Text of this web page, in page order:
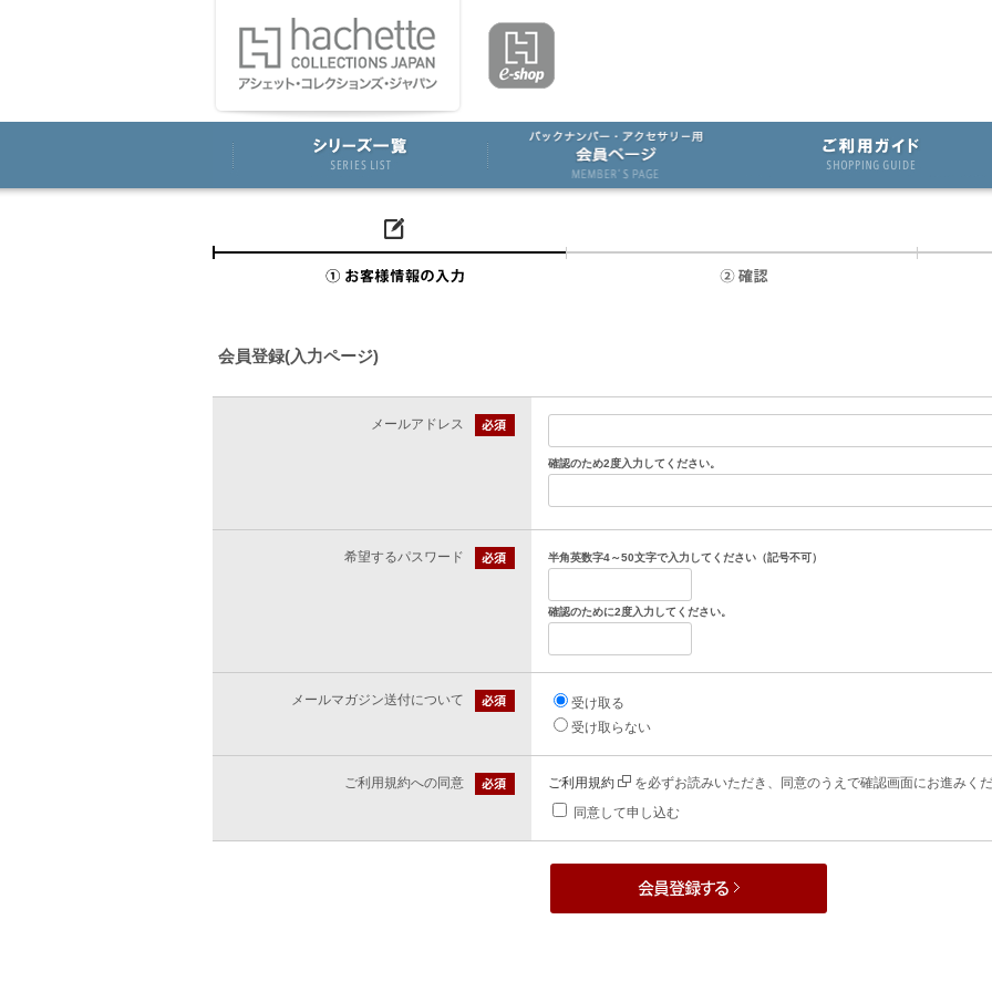
会員登録(入力ページ)
メールアドレス
確認のため2度入力してください。
希望するパスワード 半角英数字4～50文字で入力してください（記号不可）
確認のために2度入力してください。
メールマガジン送付について
受け取る
受け取らない
ご利用規約への同意 ご利用規約
を必ずお読みいただき、同意のうえで確認画面にお進みく
同意して申し込む